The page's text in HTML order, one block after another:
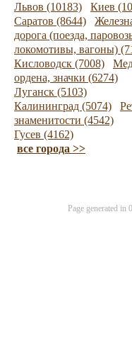
Львов (10183)
Киев
Саратов (8644)
дорога (поезда,
локомотивы, вагоны)
Кисловодск (7008)
ордена, значки (6274)
Луганск (5103)
Калининград (5074)
знаменитости (4542)
Гусев (4162)
все города >>
Page generated